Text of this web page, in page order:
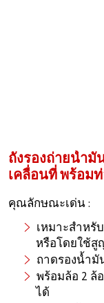
ถังรองถ่ายน้ำมั
เคลื่อนที่ พร้อม
คุณลักษณะเด่น :
เหมาะสำหรั
หรือโดยใช้
ถาดรองน้ำมั
พร้อมล้อ 2 ล้
ได้